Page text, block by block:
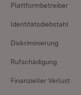
Plattformbetreiber
Identitätsdiebstahl
Diskriminierung
Rufschädigung
Finanzieller Verlust